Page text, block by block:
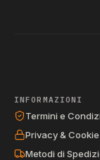
INFORMAZIONI
Termini e
Privacy & Cookie
Metodi di